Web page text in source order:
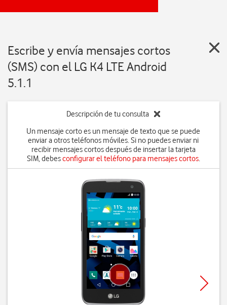
Escribe y envía mensajes cortos
(SMS) con el LG K4 LTE Android
5.1.1
Descripción de tu consulta
Un mensaje corto es un mensaje de texto que se puede
enviar a otros teléfonos móviles. Si no puedes enviar ni
recibir mensajes cortos después de insertar la tarjeta
SIM, debesconfigurar el teléfono para mensajes cortos.